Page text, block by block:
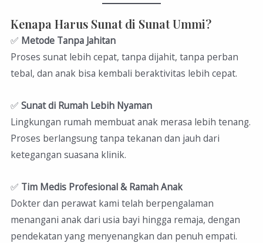
Kenapa Harus Sunat di Sunat Ummi?
✅ Metode Tanpa Jahitan
Proses sunat lebih cepat, tanpa dijahit, tanpa perban
tebal, dan anak bisa kembali beraktivitas lebih cepat.
✅Sunat di Rumah Lebih Nyaman
Lingkungan rumah membuat anak merasa lebih tenang.
Proses berlangsung tanpa tekanan dan jauh dari
ketegangan suasana klinik.
✅ Tim Medis Profesional & Ramah Anak
Dokter dan perawat kami telah berpengalaman
menangani anak dari usia bayi hingga remaja, dengan
pendekatan yang menyenangkan dan penuh empati.